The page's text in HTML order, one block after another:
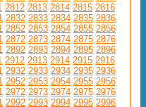
2812 2813 2814 2815 2816
2832 2833 2834 2835 2836
2852 2853 2854 2855 2856
2872 2873 2874 2875 2876
2892 2893 2894 2895 2896
2912 2913 2914 2915 2916
2932 2933 2934 2935 2936
2952 2953 2954 2955 2956
2972 2973 2974 2975 2976
2992 2993 2994 2995 2996